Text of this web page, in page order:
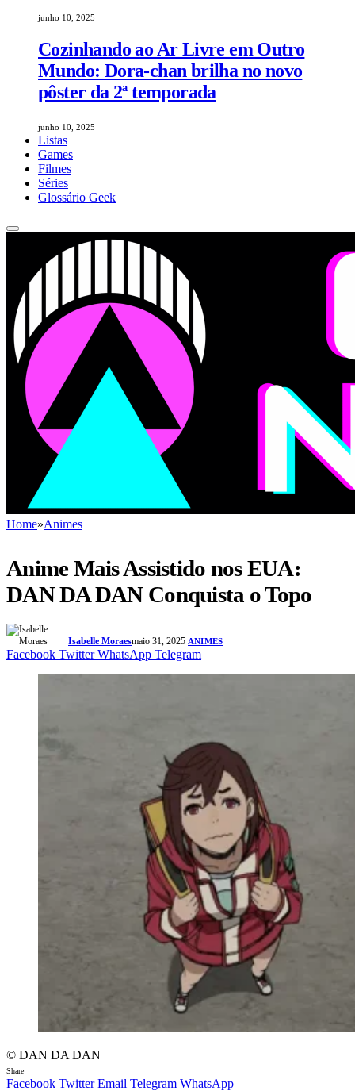
junho 10, 2025
Cozinhando ao Ar Livre em Outro
Mundo: Dora-chan brilha no novo
pôster da 2ª temporada
junho 10, 2025
Listas
Games
Filmes
Séries
Glossário Geek
Home»Animes
Anime Mais Assistido nos EUA:
DAN DA DAN Conquista o Topo
Isabelle Moraesmaio 31, 2025 ANIMES
Facebook Twitter WhatsApp Telegram
© DAN DA DAN
Share
Facebook Twitter Email Telegram WhatsApp